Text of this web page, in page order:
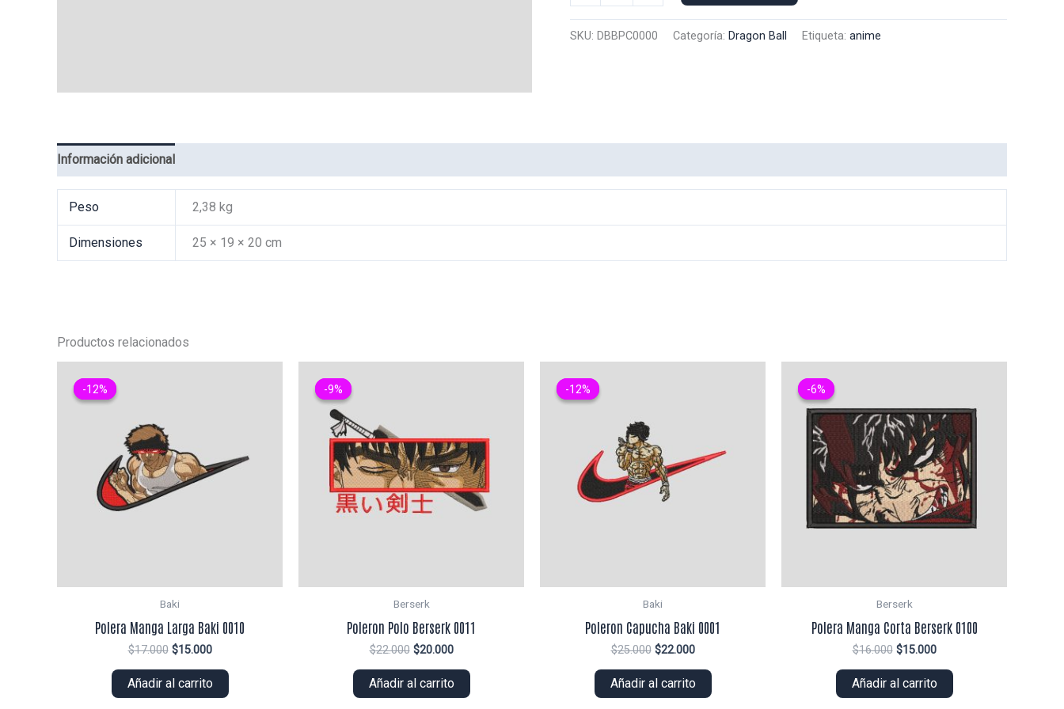
Capucha
Boo
SKU: DBBPC0000 Categoría: Dragon Ball Etiqueta: anime
Información adicional
Peso 2,38 kg
Dimensiones 25 × 19 × 20 cm
Productos relacionados
-12%
-12%
Baki
Polera Manga Larga Baki 0010
$17.000 El
original
era:
$15.000El
actual
es:
Añadir al carrito
-9%
-9%
Berserk
Poleron Polo Berserk 0011
$22.000 El
original
era:
$20.000El
actual
es:
Añadir al carrito
-12%
-12%
Baki
Poleron Capucha Baki 0001
$25.000 El
original
era:
$22.000El
actual
es:
Añadir al carrito
-6%
-6%
Berserk
Polera Manga Corta Berserk 0100
$16.000 El
original
era:
$15.000El
actual
es:
Añadir al carrito